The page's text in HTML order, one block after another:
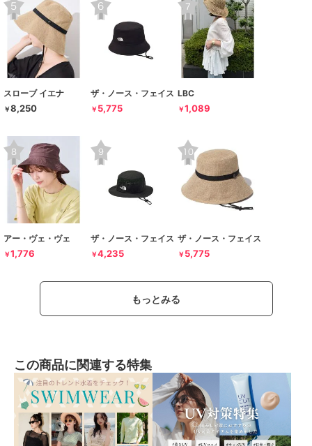
スローブ イエナ
￥8,250
ザ・ノース・フェイス
￥ 5,775
LBC
￥1,089
アー・ヴェ・ヴェ
￥1,776
ザ・ノース・フェイス
￥4,235
ザ・ノース・フェイス
￥ 5,775
もっとみる
この商品に関連する特集